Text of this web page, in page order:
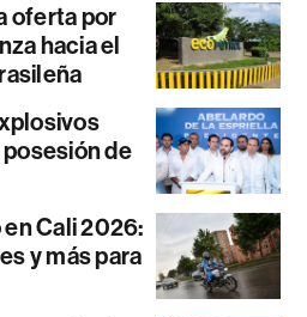
oferta por
hacia el
de
Cali 2026:
y más para